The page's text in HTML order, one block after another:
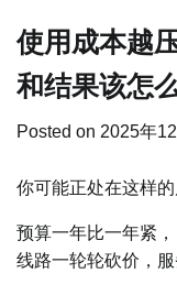
使用成本越
和结果该怎
Posted on 2025年
你可能正处在这样的
预算一年比一年紧，
线路一轮轮砍价，